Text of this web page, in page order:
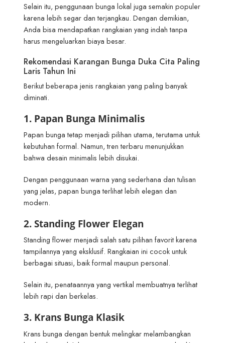
Selain itu, penggunaan bunga lokal juga semakin populer
karena lebih segar dan terjangkau. Dengan demikian,
Anda bisa mendapatkan rangkaian yang indah tanpa
harus mengeluarkan biaya besar.
Rekomendasi Karangan Bunga Duka Cita Paling
Laris Tahun Ini
Berikut beberapa jenis rangkaian yang paling banyak
diminati.
1. Papan Bunga Minimalis
Papan bunga tetap menjadi pilihan utama, terutama untuk
kebutuhan formal. Namun, tren terbaru menunjukkan
bahwa desain minimalis lebih disukai.
Dengan penggunaan warna yang sederhana dan tulisan
yang jelas, papan bunga terlihat lebih elegan dan
modern.
2. Standing Flower Elegan
Standing flower menjadi salah satu pilihan favorit karena
tampilannya yang eksklusif. Rangkaian ini cocok untuk
berbagai situasi, baik formal maupun personal.
Selain itu, penataannya yang vertikal membuatnya terlihat
lebih rapi dan berkelas.
3. Krans Bunga Klasik
Krans bunga dengan bentuk melingkar melambangkan